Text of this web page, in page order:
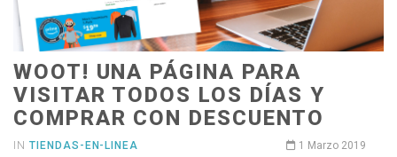
WOOT! UNA PÁGINA PARA
VISITAR TODOS LOS DÍAS Y
COMPRAR CON DESCUENTO
IN TIENDAS-EN-LINEA 1 Marzo 2019